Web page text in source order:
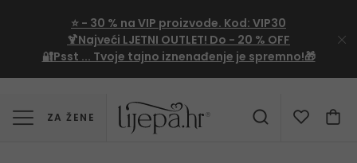
⭐ - 30 % na VIP proizvode. Kod: VIP30
🍹Najveći LJETNI OUTLET! Do - 20 % OFF
🔐Psst ... Tvoje tajno iznenađenje je spremno!🎁
ZA ŽENE